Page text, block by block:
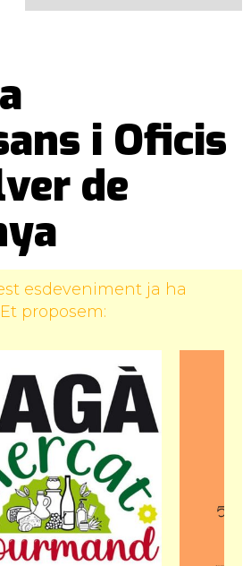
i Oficis
de
esdeveniment ja ha
proposem: